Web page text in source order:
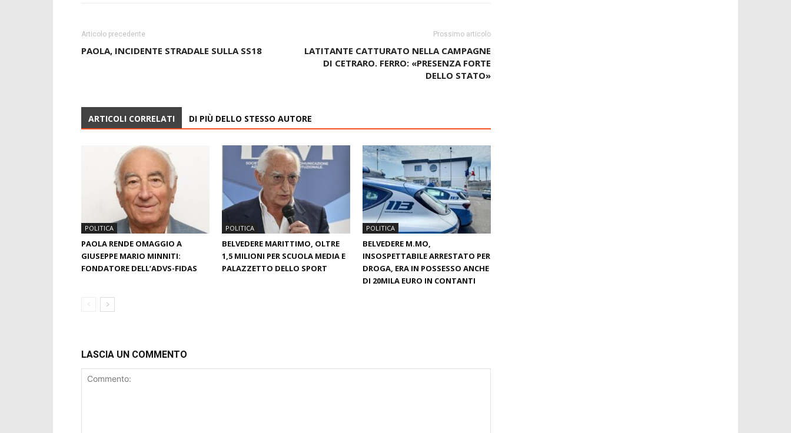
Articolo precedente
PAOLA, INCIDENTE STRADALE SULLA SS18
Prossimo articolo
LATITANTE CATTURATO NELLA CAMPAGNE
DI CETRARO. FERRO: «PRESENZA FORTE
DELLO STATO»
ARTICOLI CORRELATI DI PIÙ DELLO STESSO AUTORE
POLITICA
PAOLA RENDE OMAGGIO A
GIUSEPPE MARIO MINNITI:
FONDATORE DELL’ADVS-FIDAS
POLITICA
BELVEDERE MARITTIMO, OLTRE
1,5 MILIONI PER SCUOLA MEDIA E
PALAZZETTO DELLO SPORT
POLITICA
BELVEDERE M.MO,
INSOSPETTABILE ARRESTATO PER
DROGA, ERA IN POSSESSO ANCHE
DI 20MILA EURO IN CONTANTI
LASCIA UN COMMENTO